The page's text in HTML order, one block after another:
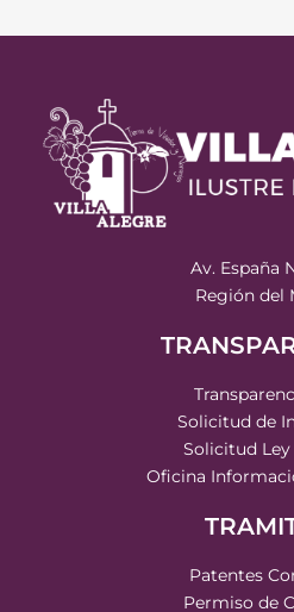
Av. España
Región del
Solicitud de
Solicitud
Oficina
Patentes
Permiso de